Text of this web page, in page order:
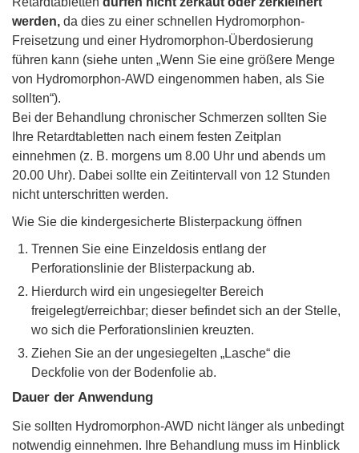
werden, da dies zu einer schnellen Hydromorphon-
Freisetzung und einer Hydromorphon-Überdosierung
führen kann (siehe unten „Wenn Sie eine größere Menge
von Hydromorphon-AWD eingenommen haben, als Sie
sollten“).
Bei der Behandlung chronischer Schmerzen sollten Sie
Ihre Retardtabletten nach einem festen Zeitplan
einnehmen (z. B. morgens um 8.00 Uhr und abends um
20.00 Uhr). Dabei sollte ein Zeitintervall von 12 Stunden
nicht unterschritten werden.
Wie Sie die kindergesicherte Blisterpackung öffnen
Trennen Sie eine Einzeldosis entlang der
Perforationslinie der Blisterpackung ab.
Hierdurch wird ein ungesiegelter Bereich
freigelegt/erreichbar; dieser befindet sich an der Stelle,
wo sich die Perforationslinien kreuzten.
Ziehen Sie an der ungesiegelten „Lasche“ die
Deckfolie von der Bodenfolie ab.
Dauer der Anwendung
Sie sollten Hydromorphon-AWD nicht länger als unbedingt
notwendig einnehmen. Ihre Behandlung muss im Hinblick